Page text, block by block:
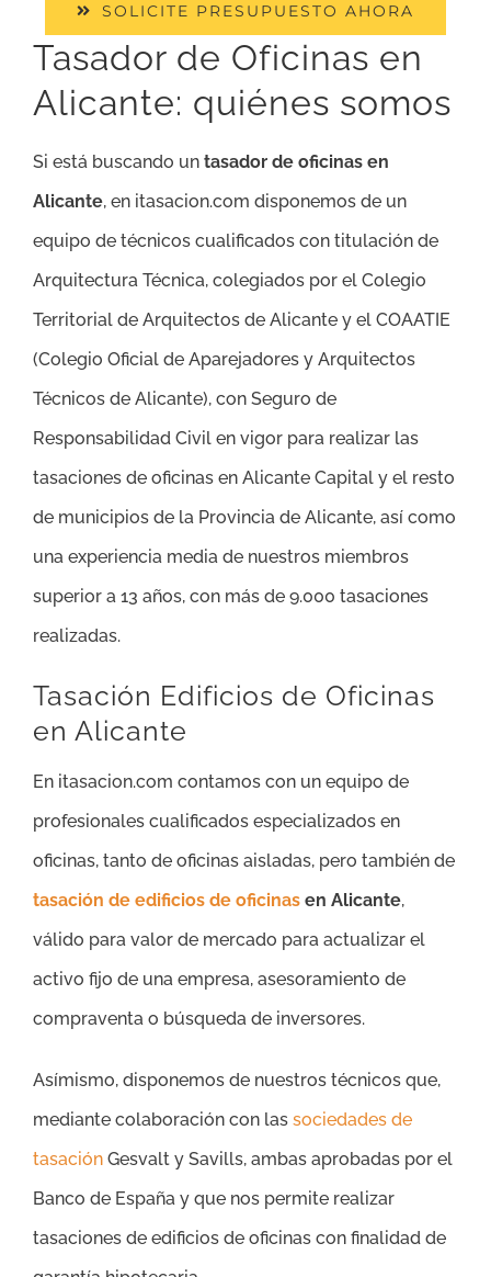
SOLICITE PRESUPUESTO AHORA
Tasador de Oficinas en
Alicante: quiénes somos
Si está buscando un tasador de oficinas en
Alicante, en itasacion.com disponemos de un
equipo de técnicos cualificados con titulación de
Arquitectura Técnica, colegiados por el Colegio
Territorial de Arquitectos de Alicante y el COAATIE
(Colegio Oficial de Aparejadores y Arquitectos
Técnicos de Alicante), con Seguro de
Responsabilidad Civil en vigor para realizar las
tasaciones de oficinas en Alicante Capital y el resto
de municipios de la Provincia de Alicante, así como
una experiencia media de nuestros miembros
superior a 13 años, con más de 9.000 tasaciones
realizadas.
Tasación Edificios de Oficinas
en Alicante
En itasacion.com contamos con un equipo de
profesionales cualificados especializados en
oficinas, tanto de oficinas aisladas, pero también de
tasación de edificios de oficinas en Alicante,
válido para valor de mercado para actualizar el
activo fijo de una empresa, asesoramiento de
compraventa o búsqueda de inversores.
Asímismo, disponemos de nuestros técnicos que,
mediante colaboración con las sociedades de
tasación Gesvalt y Savills, ambas aprobadas por el
Banco de España y que nos permite realizar
tasaciones de edificios de oficinas con finalidad de